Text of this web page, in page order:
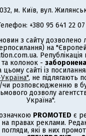
м. Київ, вул.
+380 95 641 22 07
з сайту дозволено
на
Републікація
та колонок - заборонена
цьому сайті із
, не підлягають
чи розповсюдженню в
дозволу
Україна".
PROMOTED є
на правах реклами.
погляди, які в них